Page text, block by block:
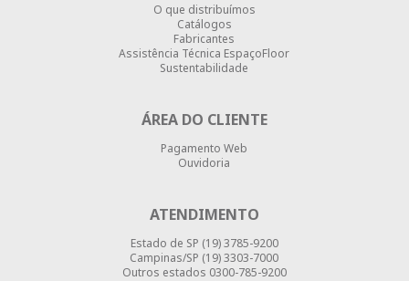
O que distribuímos
Catálogos
Fabricantes
Assistência Técnica EspaçoFloor
Sustentabilidade
ÁREA DO CLIENTE
Pagamento Web
Ouvidoria
ATENDIMENTO
Estado de SP (19) 3785-9200
Campinas/SP (19) 3303-7000
Outros estados 0300-785-9200